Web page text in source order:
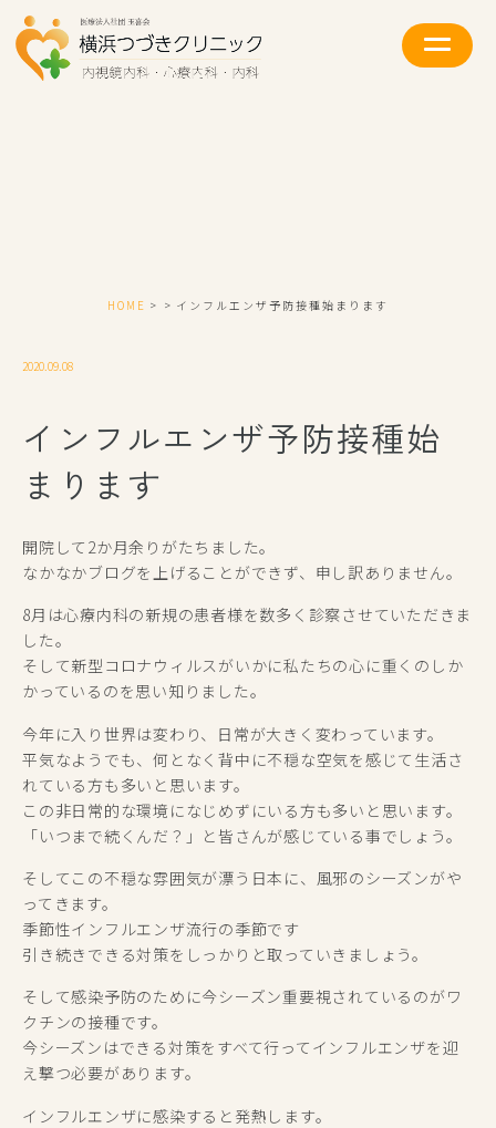
HOME インフルエンザ予防接種始まります
2020.09.08
インフルエンザ予防接種始
まります
開院して2か月余りがたちました。
なかなかブログを上げることができず、申し訳ありません。
8月は心療内科の新規の患者様を数多く診察させていただきま
した。
そして新型コロナウィルスがいかに私たちの心に重くのしか
かっているのを思い知りました。
今年に入り世界は変わり、日常が大きく変わっています。
平気なようでも、何となく背中に不穏な空気を感じて生活さ
れている方も多いと思います。
この非日常的な環境になじめずにいる方も多いと思います。
「いつまで続くんだ？」と皆さんが感じている事でしょう。
そしてこの不穏な雰囲気が漂う日本に、風邪のシーズンがや
ってきます。
季節性インフルエンザ流行の季節です
引き続きできる対策をしっかりと取っていきましょう。
そして感染予防のために今シーズン重要視されているのがワ
クチンの接種です。
今シーズンはできる対策をすべて行ってインフルエンザを迎
え撃つ必要があります。
インフルエンザに感染すると発熱します。